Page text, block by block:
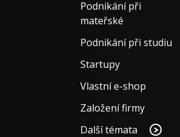
Podnikání při
mateřské
Podnikání při studiu
Startupy
Vlastní e-shop
Založení firmy
Další témata